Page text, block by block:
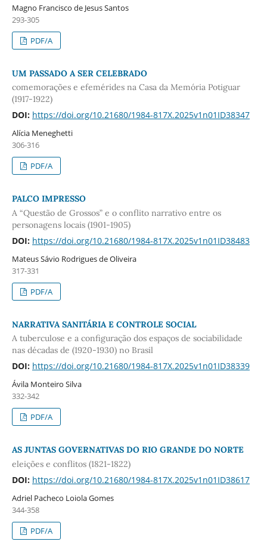
Magno Francisco de Jesus Santos
293-305
PDF/A
UM PASSADO A SER CELEBRADO
comemorações e efemérides na Casa da Memória Potiguar
(1917-1922)
DOI: https://doi.org/10.21680/1984-817X.2025v1n01ID38347
Alícia Meneghetti
306-316
PDF/A
PALCO IMPRESSO
A “Questão de Grossos” e o conflito narrativo entre os
personagens locais (1901-1905)
DOI: https://doi.org/10.21680/1984-817X.2025v1n01ID38483
Mateus Sávio Rodrigues de Oliveira
317-331
PDF/A
NARRATIVA SANITÁRIA E CONTROLE SOCIAL
A tuberculose e a configuração dos espaços de sociabilidade
nas décadas de (1920-1930) no Brasil
DOI: https://doi.org/10.21680/1984-817X.2025v1n01ID38339
Ávila Monteiro Silva
332-342
PDF/A
AS JUNTAS GOVERNATIVAS DO RIO GRANDE DO NORTE
eleições e conflitos (1821-1822)
DOI: https://doi.org/10.21680/1984-817X.2025v1n01ID38617
Adriel Pacheco Loiola Gomes
344-358
PDF/A